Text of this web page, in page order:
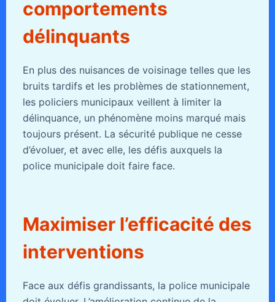
comportements
délinquants
En plus des nuisances de voisinage telles que les
bruits tardifs et les problèmes de stationnement,
les policiers municipaux veillent à limiter la
délinquance, un phénomène moins marqué mais
toujours présent. La sécurité publique ne cesse
d’évoluer, et avec elle, les défis auxquels la
police municipale doit faire face.
Maximiser l’efficacité des
interventions
Face aux défis grandissants, la police municipale